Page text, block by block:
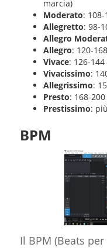
marcia)
Moderato: 108-
Allegretto: 98-
Allegro
Allegro: 120-
Vivace: 126-144
Vivacissimo:
Allegrissimo:
Presto: 168-200
Prestissimo:
BPM
Il BPM (Beats